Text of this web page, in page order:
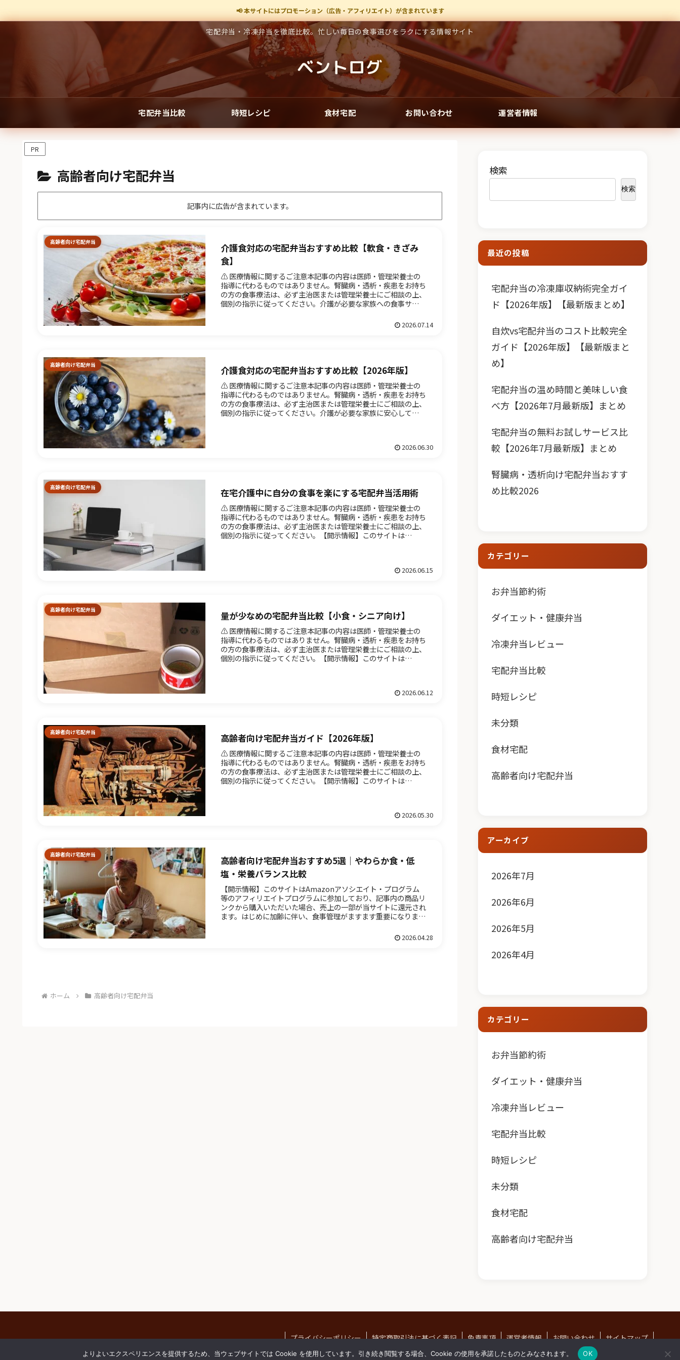
📢 本サイトにはプロモーション（広告・アフィリエイト）が含まれています
宅配弁当・冷凍弁当を徹底比較。忙しい毎日の食事選びをラクにする情報サイト
ベントログ
宅配弁当比較 時短レシピ 食材宅配 お問い合わせ 運営者情報
PR
高齢者向け宅配弁当
記事内に広告が含まれています。
高齢者向け宅配弁当
介護食対応の宅配弁当おすすめ比較【軟食・きざみ
食】
⚠️ 医療情報に関するご注意本記事の内容は医師・管理栄養士の
指導に代わるものではありません。腎臓病・透析・疾患をお持ち
の方の食事療法は、必ず主治医または管理栄養士にご相談の上、
個別の指示に従ってください。介護が必要な家族への食事サポー
2026.07.14
高齢者向け宅配弁当 介護食対応の宅配弁当おすすめ比較【2026年版】
⚠️ 医療情報に関するご注意本記事の内容は医師・管理栄養士の
指導に代わるものではありません。腎臓病・透析・疾患をお持ち
の方の食事療法は、必ず主治医または管理栄養士にご相談の上、
個別の指示に従ってください。介護が必要な家族に安心して食事
2026.06.30
高齢者向け宅配弁当 在宅介護中に自分の食事を楽にする宅配弁当活用術
⚠️ 医療情報に関するご注意本記事の内容は医師・管理栄養士の
指導に代わるものではありません。腎臓病・透析・疾患をお持ち
の方の食事療法は、必ず主治医または管理栄養士にご相談の上、
個別の指示に従ってください。【開示情報】このサイトは
2026.06.15
高齢者向け宅配弁当 量が少なめの宅配弁当比較【小食・シニア向け】
⚠️ 医療情報に関するご注意本記事の内容は医師・管理栄養士の
指導に代わるものではありません。腎臓病・透析・疾患をお持ち
の方の食事療法は、必ず主治医または管理栄養士にご相談の上、
個別の指示に従ってください。【開示情報】このサイトは
2026.06.12
高齢者向け宅配弁当 高齢者向け宅配弁当ガイド【2026年版】
⚠️ 医療情報に関するご注意本記事の内容は医師・管理栄養士の
指導に代わるものではありません。腎臓病・透析・疾患をお持ち
の方の食事療法は、必ず主治医または管理栄養士にご相談の上、
個別の指示に従ってください。【開示情報】このサイトは
2026.05.30
高齢者向け宅配弁当
高齢者向け宅配弁当おすすめ5選｜やわらか食・低
塩・栄養バランス比較
【開示情報】このサイトはAmazonアソシエイト・プログラム
等のアフィリエイトプログラムに参加しており、記事内の商品リ
ンクから購入いただいた場合、売上の一部が当サイトに還元され
ます。はじめに加齢に伴い、食事管理がますます重要になりま
2026.04.28
ホーム 高齢者向け宅配弁当
検索
検索
最近の投稿
宅配弁当の冷凍庫収納術完全ガイ
ド【2026年版】【最新版まとめ】
自炊vs宅配弁当のコスト比較完全
ガイド【2026年版】【最新版まと
め】
宅配弁当の温め時間と美味しい食
べ方【2026年7月最新版】まとめ
宅配弁当の無料お試しサービス比
較【2026年7月最新版】まとめ
腎臓病・透析向け宅配弁当おすす
め比較2026
カテゴリー
お弁当節約術
ダイエット・健康弁当
冷凍弁当レビュー
宅配弁当比較
時短レシピ
未分類
食材宅配
高齢者向け宅配弁当
アーカイブ
2026年7月
2026年6月
2026年5月
2026年4月
カテゴリー
お弁当節約術
ダイエット・健康弁当
冷凍弁当レビュー
宅配弁当比較
時短レシピ
未分類
食材宅配
高齢者向け宅配弁当
ベントログ
プライバシーポリシー 特定商取引法に基づく表記 免責事項 運営者情報 お問い合わせ
サイトマップ
© -2026 ベントログ.
よりよいエクスペリエンスを提供するため、当ウェブサイトでは Cookie を使用しています。引き続き閲覧する場合、Cookie の使用を承諾したものとみなされます。 OK